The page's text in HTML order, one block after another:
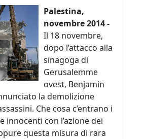
Palestina,
novembre 2014 -
Il 18 novembre,
dopo l’attacco alla
sinagoga di
Gerusalemme
ovest, Benjamin
la demolizione
Che cosa c’entrano i
innocenti con l’azione dei
questa misura di rara